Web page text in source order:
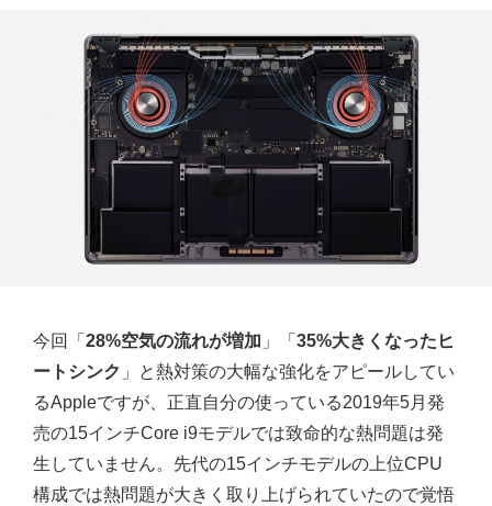
今回「 28%空気の流れが増加 」「 35%大きくなったヒ
ートシンク 」と熱対策の大幅な強化をアピールしてい
るAppleですが、正直自分の使っている2019年5月発
売の15インチCore i9モデルでは致命的な熱問題は発
生していません。先代の15インチモデルの上位CPU
構成では熱問題が大きく取り上げられていたので覚悟